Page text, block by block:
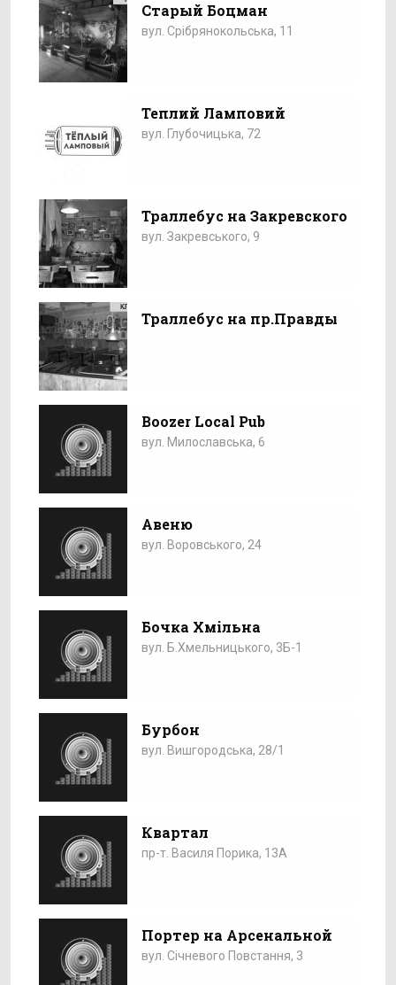
Старый Боцман
вул. Срібрянокольська, 11
Теплий Ламповий
вул. Глубочицька, 72
Траллебус на Закревского
вул. Закревського, 9
Траллебус на пр.Правды
Boozer Local Pub
вул. Милославська, 6
Авеню
вул. Воровського, 24
Бочка Хмільна
вул. Б.Хмельницького, 3Б-1
Бурбон
вул. Вишгородська, 28/1
Квартал
пр-т. Василя Порика, 13А
Портер на Арсенальной
вул. Січневого Повстання, 3